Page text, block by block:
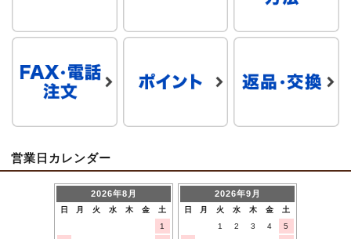
営業日カレンダー
2026年8月
日 月 火 水 木 金
土
1
2026年9月
日 月 火 水 木 金
土
1
2 3 4
5